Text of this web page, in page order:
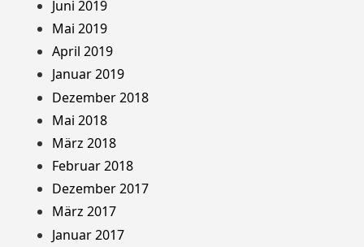
Juni 2019
Mai 2019
April 2019
Januar 2019
Dezember 2018
Mai 2018
März 2018
Februar 2018
Dezember 2017
März 2017
Januar 2017